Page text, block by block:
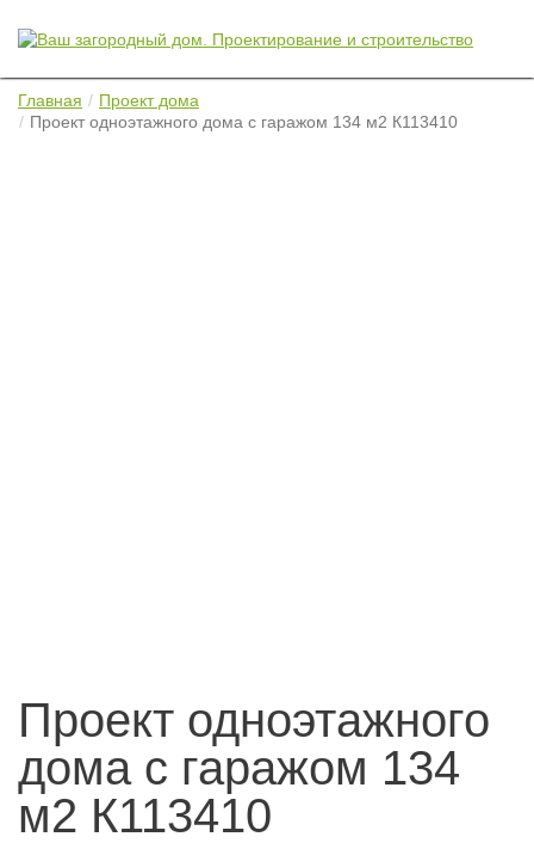
Главная
Проект дома
Проект одноэтажного дома с гаражом 134 м2 К113410
Проект одноэтажного
дома с гаражом 134
м2 К113410